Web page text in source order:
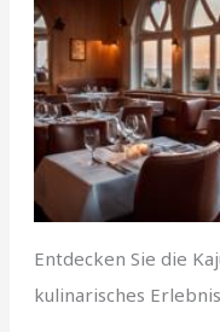
Entdecken Sie die
kulinarisches